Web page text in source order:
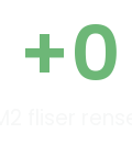
+0